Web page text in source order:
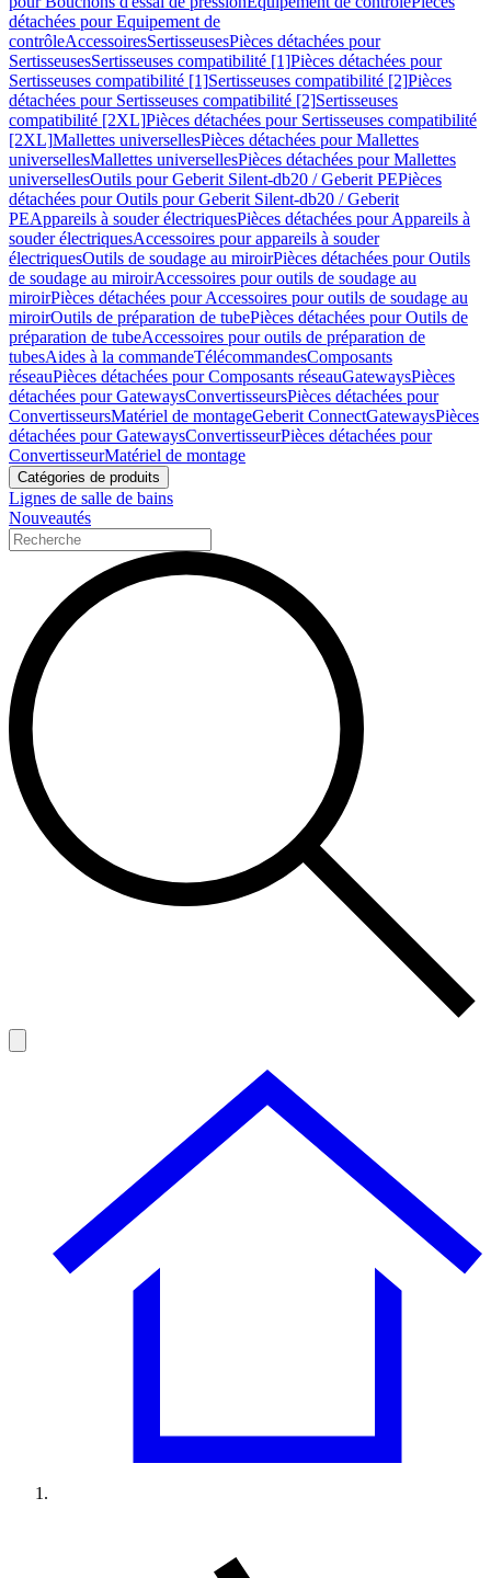
détachées pour Equipement de
contrôleAccessoiresSertisseusesPièces détachées pour
SertisseusesSertisseuses compatibilité [1]Pièces détachées pour
Sertisseuses compatibilité [1]Sertisseuses compatibilité [2]Pièces
détachées pour Sertisseuses compatibilité [2]Sertisseuses
compatibilité [2XL]Pièces détachées pour Sertisseuses compatibilité
[2XL]Mallettes universellesPièces détachées pour Mallettes
universellesMallettes universellesPièces détachées pour Mallettes
universellesOutils pour Geberit Silent-db20 / Geberit PEPièces
détachées pour Outils pour Geberit Silent-db20 / Geberit
PEAppareils à souder électriquesPièces détachées pour Appareils à
souder électriquesAccessoires pour appareils à souder
électriquesOutils de soudage au miroirPièces détachées pour Outils
de soudage au miroirAccessoires pour outils de soudage au
miroirPièces détachées pour Accessoires pour outils de soudage au
miroirOutils de préparation de tubePièces détachées pour Outils de
préparation de tubeAccessoires pour outils de préparation de
tubesAides à la commandeTélécommandesComposants
réseauPièces détachées pour Composants réseauGatewaysPièces
détachées pour GatewaysConvertisseursPièces détachées pour
ConvertisseursMatériel de montageGeberit ConnectGatewaysPièces
détachées pour GatewaysConvertisseurPièces détachées pour
ConvertisseurMatériel de montage
Catégories de produits
Lignes de salle de bains
Nouveautés